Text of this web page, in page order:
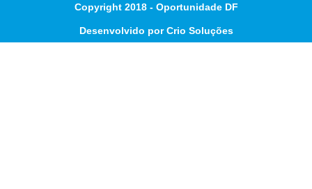
Copyright 2018 - Oportunidade DF
Desenvolvido por Crio Soluções